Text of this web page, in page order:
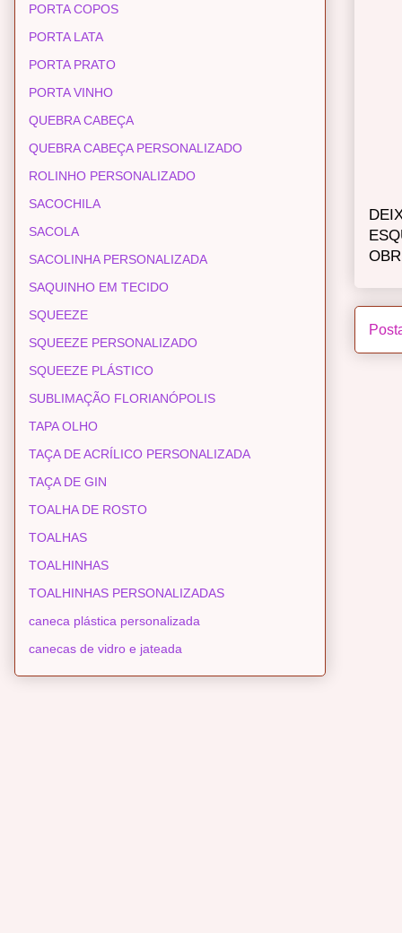
PORTA COPOS
PORTA LATA
PORTA PRATO
PORTA VINHO
QUEBRA CABEÇA
QUEBRA CABEÇA PERSONALIZADO
ROLINHO PERSONALIZADO
SACOCHILA
SACOLA
SACOLINHA PERSONALIZADA
SAQUINHO EM TECIDO
SQUEEZE
SQUEEZE PERSONALIZADO
SQUEEZE PLÁSTICO
SUBLIMAÇÃO FLORIANÓPOLIS
TAPA OLHO
TAÇA DE ACRÍLICO PERSONALIZADA
TAÇA DE GIN
TOALHA DE ROSTO
TOALHAS
TOALHINHAS
TOALHINHAS PERSONALIZADAS
caneca plástica personalizada
canecas de vidro e jateada